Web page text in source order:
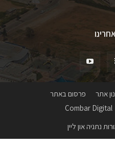
אתר
פרסום באתר
נתניה און ליין